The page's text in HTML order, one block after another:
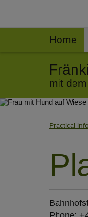
Home
mit
Zurück
Practical
Phone: